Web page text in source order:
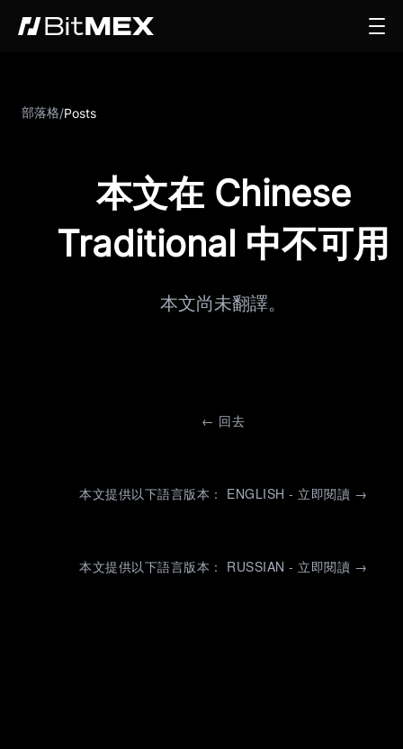
部落格/Posts
本文在 Chinese
Traditional 中不可用
本文尚未翻譯。
← 回去
本文提供以下語言版本： ENGLISH - 立即閱讀 →
本文提供以下語言版本： RUSSIAN - 立即閱讀 →